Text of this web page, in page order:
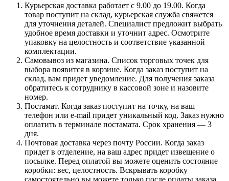
Курьерская доставка работает с 9.00 до 19.00. Когда
товар поступит на склад, курьерская служба свяжется
для уточнения деталей. Специалист предложит выбрать
удобное время доставки и уточнит адрес. Осмотрите
упаковку на целостность и соответствие указанной
комплектации.
Самовывоз из магазина. Список торговых точек для
выбора появится в корзине. Когда заказ поступит на
склад, вам придет уведомление. Для получения заказа
обратитесь к сотруднику в кассовой зоне и назовите
номер.
Постамат. Когда заказ поступит на точку, на ваш
телефон или e-mail придет уникальный код. Заказ нужно
оплатить в терминале постамата. Срок хранения — 3
дня.
Почтовая доставка через почту России. Когда заказ
придет в отделение, на ваш адрес придет извещение о
посылке. Перед оплатой вы можете оценить состояние
коробки: вес, целостность. Вскрывать коробку
самостоятельно вы можете только после оплаты заказа.